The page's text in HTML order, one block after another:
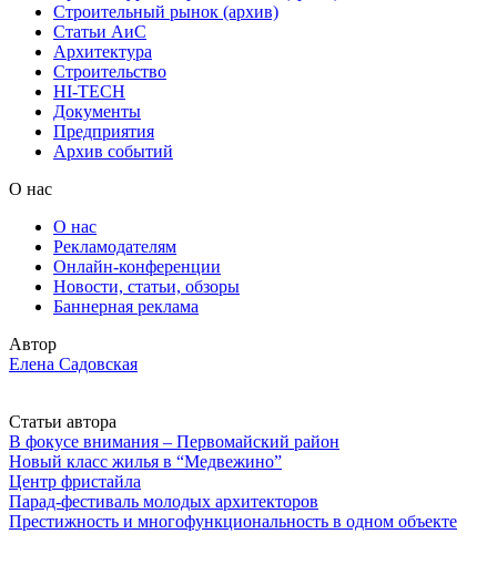
Строительный рынок (архив)
Статьи АиС
Архитектура
Строительство
HI-TECH
Документы
Предприятия
Архив событий
О нас
О нас
Рекламодателям
Онлайн-конференции
Новости, статьи, обзоры
Баннерная реклама
Автор
Елена Садовская
Статьи автора
В фокусе внимания – Первомайский район
Новый класс жилья в “Медвежино”
Центр фристайла
Парад-фестиваль молодых архитекторов
Престижность и многофункциональность в одном объекте